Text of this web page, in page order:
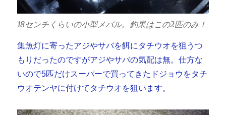
18センチくらいの小型メバル。釣果はこの2匹のみ！
集魚灯に寄ったアジやサバを餌にタチウオを狙うつ
もりだったのですがアジやサバの気配は無。仕方な
いので5匹だけスーパーで買ってきたドジョウをタチ
ウオテンヤに付けてタチウオを狙います。